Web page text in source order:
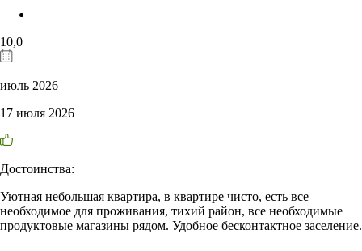
10,0
июль 2026
17 июля 2026
Достоинства:
Уютная небольшая квартира, в квартире чисто, есть все
необходимое для проживания, тихий район, все необходимые
продуктовые магазины рядом. Удобное бесконтактное заселение.